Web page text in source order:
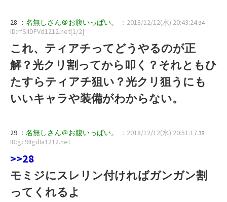
28 ： 名無しさん＠お腹いっぱい。 ：2018/12/12(水) 20:43:24.94
ID:rfSIlDFVd1212.net[1/2]
これ、ティアチってどうやるのが正
解？光クリ割ってから叩く？それともひ
たすらティアチ狙い？光クリ狙うにも
いいキャラや装備がわからない。
29 ： 名無しさん＠お腹いっぱい。 ：2018/12/12(水) 20:51:17.38
ID:gc9IIgdIa1212.net
>>28
モミジにスレリン付ければガンガン割
ってくれるよ